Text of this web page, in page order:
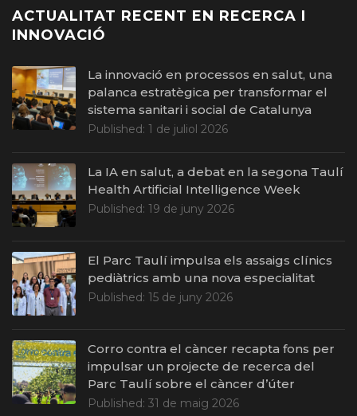
ACTUALITAT RECENT EN RECERCA I
INNOVACIÓ
La innovació en processos en salut, una
palanca estratègica per transformar el
sistema sanitari i social de Catalunya
Published: 1 de juliol 2026
La IA en salut, a debat en la segona Taulí
Health Artificial Intelligence Week
Published: 19 de juny 2026
El Parc Taulí impulsa els assaigs clínics
pediàtrics amb una nova especialitat
Published: 15 de juny 2026
Corro contra el càncer recapta fons per
impulsar un projecte de recerca del
Parc Taulí sobre el càncer d’úter
Published: 31 de maig 2026